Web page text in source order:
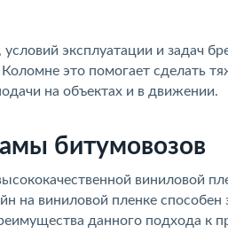
эксплуатации и задач
это помогает сделать
на объектах и в движении.
битумовозов
виниловой
на виниловой пленке
данного подхода к